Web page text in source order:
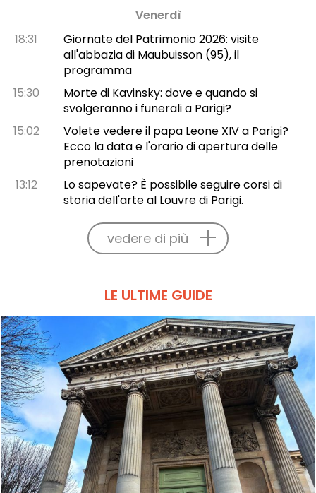
Venerdì
18:31
Giornate del Patrimonio 2026: visite
all'abbazia di Maubuisson (95), il
programma
15:30
Morte di Kavinsky: dove e quando si
svolgeranno i funerali a Parigi?
15:02
Volete vedere il papa Leone XIV a Parigi?
Ecco la data e l'orario di apertura delle
prenotazioni
13:12
Lo sapevate? È possibile seguire corsi di
storia dell'arte al Louvre di Parigi.
vedere di più
LE ULTIME GUIDE